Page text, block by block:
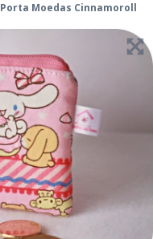
Porta Moedas Cinnamoroll